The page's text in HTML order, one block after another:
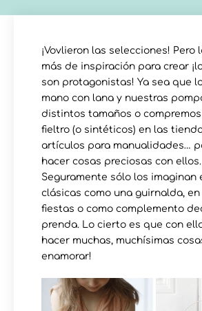
¡Vovlieron las selecciones! Pero
más de inspiración para crear
son protagonistas! Ya sea que
mano con lana y nuestras
distintos tamaños o
fieltro (o sintéticos) en las
artículos para manualidades…
hacer cosas preciosas con ellos.
Seguramente sólo los imaginan
clásicas como una guirnalda,
fiestas o como complemento
prenda. Lo cierto es que con
hacer muchas, muchísimas
enamorar!